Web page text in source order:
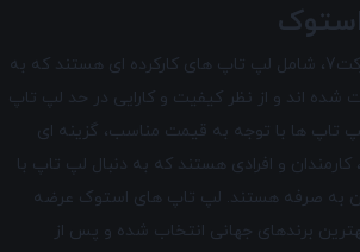
لپ تاپ های استوک مارکت7، شامل لپ تاپ های کارکرده ای هستند که به
شده اند و از نظر کیفیت و کارایی در حد لپ تاپ
تاپ ها با توجه به قیمت مناسب، گزینه ای
کارمندان و افرادی هستند که به دنبال لپ تاپ با
به صرفه هستند. لپ تاپ‌ های استوک عرضه
مارکت7 از بهترین برندهای جهانی انتخاب شده و پس از